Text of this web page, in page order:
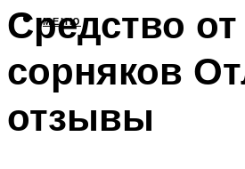
МЕНЮ
Средство от
сорняков
отзывы